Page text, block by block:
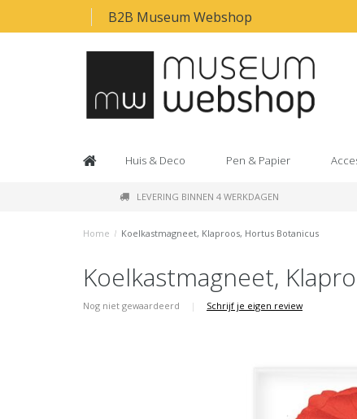
B2B Museum Webshop
Huis & Deco Pen & Papier
LEVERING BINNEN 4 WERKDAGEN
Home / Koelkastmagneet, Klaproos, Hortus Botanicus
Koelkastmagneet,
Nog niet gewaardeerd | Schrijf je eigen review